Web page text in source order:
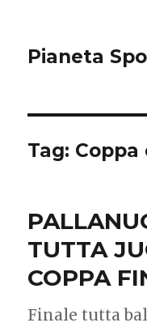
Pianeta
Tag:
TUTTA
COPPA
Finale tutta